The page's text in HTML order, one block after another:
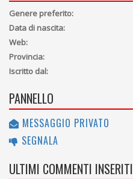
Genere preferito:
Data di nascita:
Web:
Provincia:
Iscritto dal:
PANNELLO
MESSAGGIO PRIVATO
SEGNALA
ULTIMI COMMENTI INSERITI